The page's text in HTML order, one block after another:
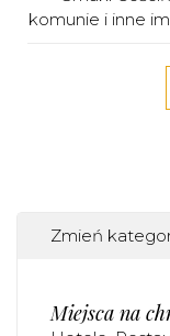
komunie i inne
Zmień
Miejsca na